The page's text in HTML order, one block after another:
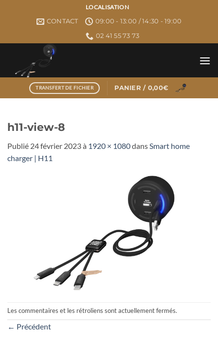
LOCALISATION
CONTACT
09:00 - 13:00 / 14:30 - 19:00
02 41 55 73 73
TRANSFERT DE FICHIER PANIER / 0,00€
h11-view-8
Publié 24 février 2023à 1920 × 1080dansSmart home
charger | H11
Les commentaires et les rétroliens sont actuellement fermés.
← Précédent